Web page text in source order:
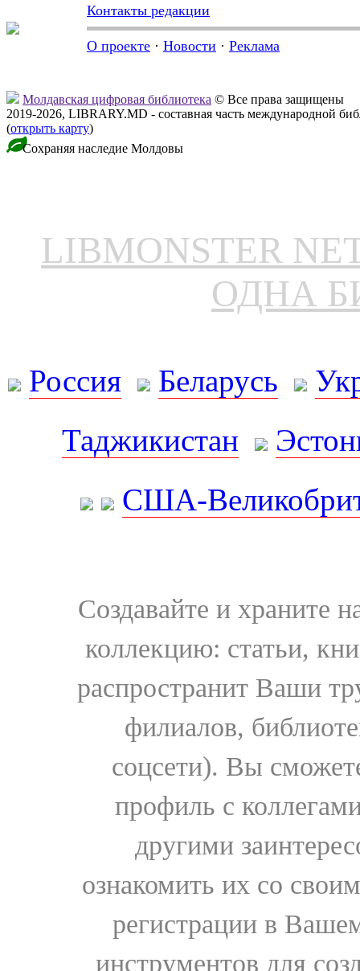
Контакты редакции
О проекте · Новости · Реклама
Молдавская цифровая библиотека © Все права защищены
2019-2026, LIBRARY.MD - составная часть международной
(открыть карту)
Сохраняя наследие Молдовы
LIBMONSTER
ОДНА
Россия Беларусь
Таджикистан
США-
Создавайте и храните
коллекцию: статьи,
распространит Ваши
филиалов,
соцсети). Вы
профиль с
другими
ознакомить их со
регистрации в
инструментов для